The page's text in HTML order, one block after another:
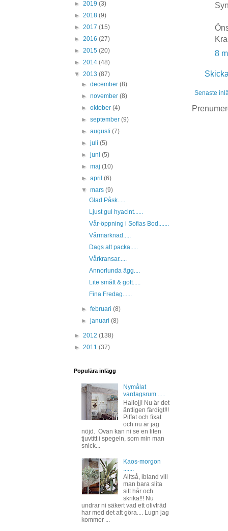
8
Senaste
► 2019 (3)
► 2018 (9)
► 2017 (15)
► 2016 (27)
► 2015 (20)
► 2014 (48)
▼ 2013 (87)
►december(8)
►november(8)
►oktober(4)
►september(9)
►augusti(7)
►juli(5)
►juni(5)
►maj(10)
►april(6)
▼mars(9)
Glad Påsk.....
Ljust gul hyacint......
Vår-öppning i Sofias Bod.......
Vårmarknad.....
Dags att packa.....
Vårkransar.....
Annorlunda ägg....
Lite smått & gott.....
Fina Fredag......
►februari(8)
►januari(8)
► 2012 (138)
► 2011 (37)
Populära inlägg
Nymålat
vardagsrum .....
Hallojj! Nu är det
äntligen färdigt!!!
Piffat och fixat
och nu är jag
nöjd. Ovan kan ni se en liten
tjuvtitt i spegeln, som min man
snick...
Kaos-morgon
Alltså, ibland vill
man bara slita
sitt hår och
skrika!!! Nu
undrar ni säkert vad ett olivträd
har med det att göra.... Lugn jag
kommer ...